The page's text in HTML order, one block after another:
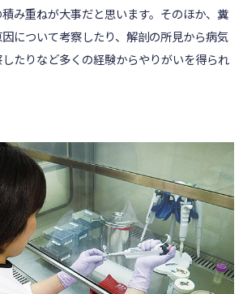
み重ねが大事だと思います。そのほか、糞
について考察したり、解剖の所見から病気
たりなど多くの経験からやりがいを得られ